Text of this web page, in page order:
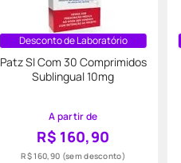
Desconto de Laboratório
Patz Sl Com 30 Comprimidos
Sublingual 10mg
A partir de
R$ 160,90
R$ 160,90 (sem desconto)